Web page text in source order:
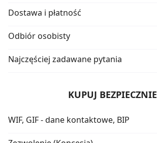
Dostawa i płatność
Odbiór osobisty
Najczęściej zadawane pytania
KUPUJ BEZPIECZNIE
WIF, GIF - dane kontaktowe, BIP